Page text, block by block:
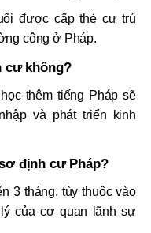
được cấp thẻ cư trú
công ở Pháp.
cư không?
thêm tiếng Pháp sẽ
và phát triển kinh
định cư Pháp?
3 tháng, tùy thuộc vào
của cơ quan lãnh sự